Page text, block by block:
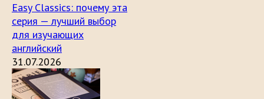
Easy Classics: почему эта
серия — лучший выбор
для изучающих
английский
31.07.2026